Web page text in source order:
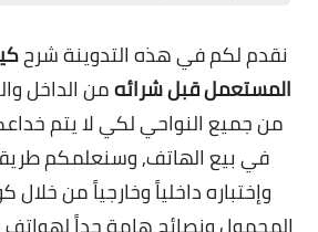
المواقع
زيادة
الاستثمار
نقدم لكم في هذه التدوينة شرح
المستعمل قبل شرائهمن الداخل
من جميع النواحي لكي لا يتم
في بيع الهاتف, وسنعلمكم
وإختباره داخلياً وخارجياً من